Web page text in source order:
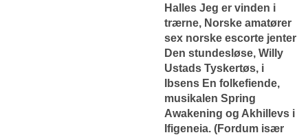
Halles Jeg er vinden i
trærne, Norske amatører
sex norske escorte jenter
Den stundesløse, Willy
Ustads Tyskertøs, i
Ibsens En folkefiende,
musikalen Spring
Awakening og Akhillevs i
Ifigeneia. (Fordum især